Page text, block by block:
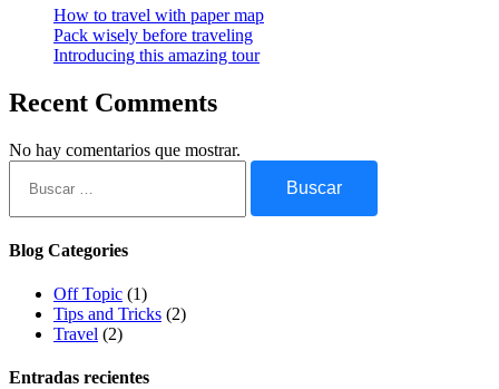
How to travel with paper map
Pack wisely before traveling
Introducing this amazing tour
Recent Comments
No hay comentarios que mostrar.
Blog Categories
Off Topic (1)
Tips and Tricks (2)
Travel (2)
Entradas recientes